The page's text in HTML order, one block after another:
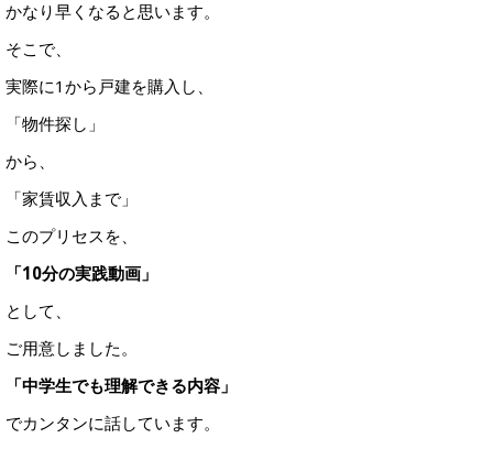
かなり早くなると思います。
そこで、
実際に1から戸建を購入し、
「物件探し」
から、
「家賃収入まで」
このプリセスを、
「10分の実践動画」
として、
ご用意しました。
「中学生でも理解できる内容」
でカンタンに話しています。